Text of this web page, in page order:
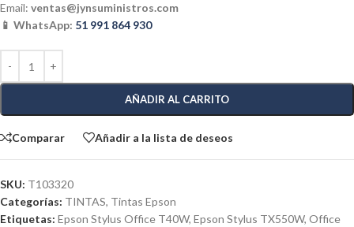
Email: ventas@jynsuministros.com
📱 WhatsApp: 51 991 864 930
AÑADIR AL CARRITO
Comparar Añadir a la lista de deseos
SKU: T103320
Categorías: TINTAS, Tintas Epson
Etiquetas: Epson Stylus Office T40W, Epson Stylus TX550W, Office